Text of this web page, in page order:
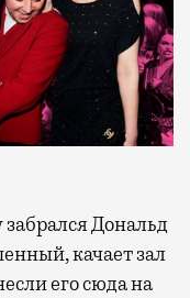
качает зал
его сюда на